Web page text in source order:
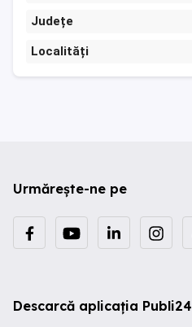
Județe
Localități
Urmărește-ne pe
Descarcă aplicația Publi24